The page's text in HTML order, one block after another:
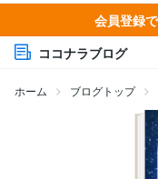
会員登録
ココナラブログ
ホーム ブログトップ